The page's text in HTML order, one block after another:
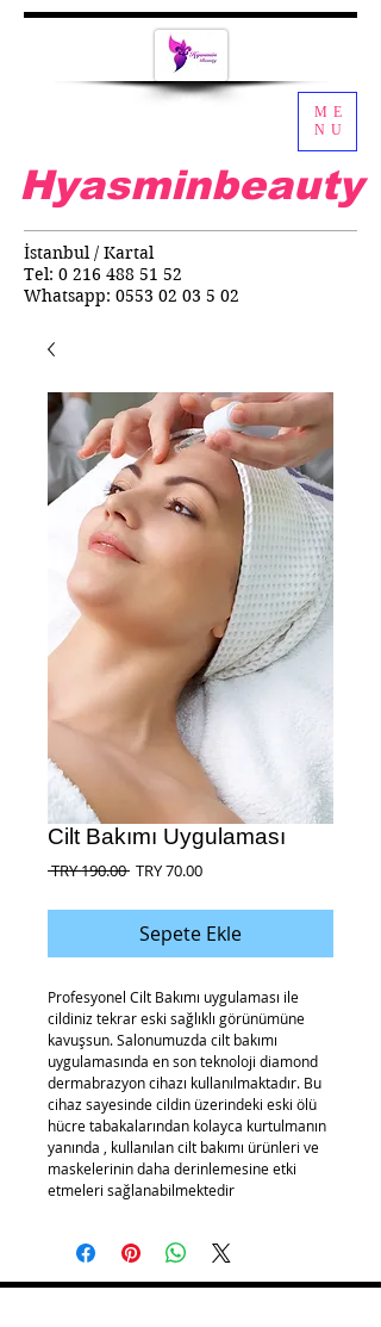
Hyasminbeauty
İstanbul / Kartal
Tel: 0 216 488 51 52
Whatsapp: 0553 02 03 5 02
ME
NU
Cilt Bakımı Uygulaması
TRY 190.00 Normal
TRY 70.00İndirimli
Sepete Ekle
Profesyonel Cilt Bakımı uygulaması ile
cildiniz tekrar eski sağlıklı görünümüne
kavuşsun. Salonumuzda cilt bakımı
uygulamasında en son teknoloji diamond
dermabrazyon cihazı kullanılmaktadır. Bu
cihaz sayesinde cildin üzerindeki eski ölü
hücre tabakalarından kolayca kurtulmanın
yanında , kullanılan cilt bakımı ürünleri ve
maskelerinin daha derinlemesine etki
etmeleri sağlanabilmektedir